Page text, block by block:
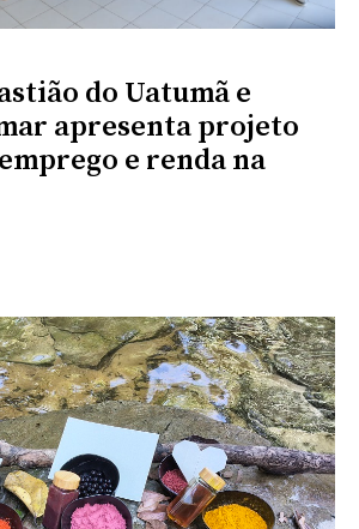
do Uatumã e
apresenta projeto
e renda na